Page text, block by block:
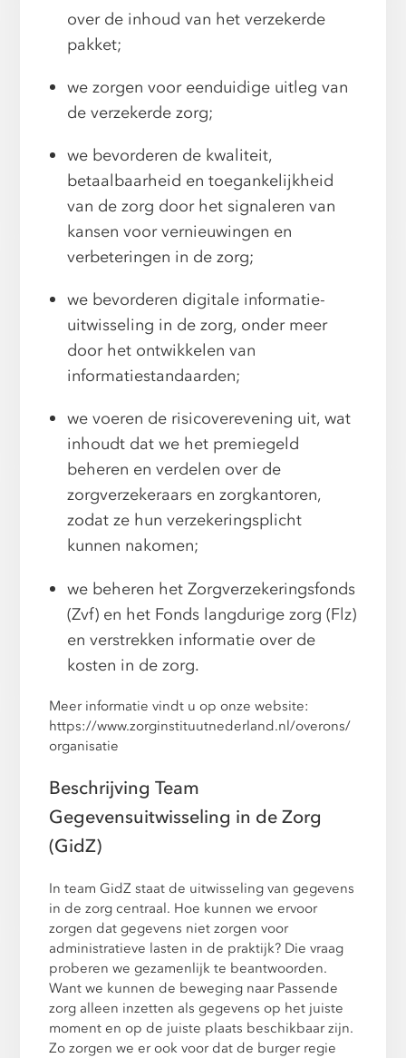
over de inhoud van het verzekerde
pakket;
we zorgen voor eenduidige uitleg van
de verzekerde zorg;
we bevorderen de kwaliteit,
betaalbaarheid en toegankelijkheid
van de zorg door het signaleren van
kansen voor vernieuwingen en
verbeteringen in de zorg;
we bevorderen digitale informatie-
uitwisseling in de zorg, onder meer
door het ontwikkelen van
informatiestandaarden;
we voeren de risicoverevening uit, wat
inhoudt dat we het premiegeld
beheren en verdelen over de
zorgverzekeraars en zorgkantoren,
zodat ze hun verzekeringsplicht
kunnen nakomen;
we beheren het Zorgverzekeringsfonds
(Zvf) en het Fonds langdurige zorg (Flz)
en verstrekken informatie over de
kosten in de zorg.
Meer informatie vindt u op onze website:
https://www.zorginstituutnederland.nl/overons/
organisatie
Beschrijving Team
Gegevensuitwisseling in de Zorg
(GidZ)
In team GidZ staat de uitwisseling van gegevens
in de zorg centraal. Hoe kunnen we ervoor
zorgen dat gegevens niet zorgen voor
administratieve lasten in de praktijk? Die vraag
proberen we gezamenlijk te beantwoorden.
Want we kunnen de beweging naar Passende
zorg alleen inzetten als gegevens op het juiste
moment en op de juiste plaats beschikbaar zijn.
Zo zorgen we er ook voor dat de burger regie